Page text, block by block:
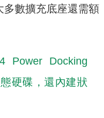
多數擴充底座還需額
Power Docking
硬碟，還內建狀